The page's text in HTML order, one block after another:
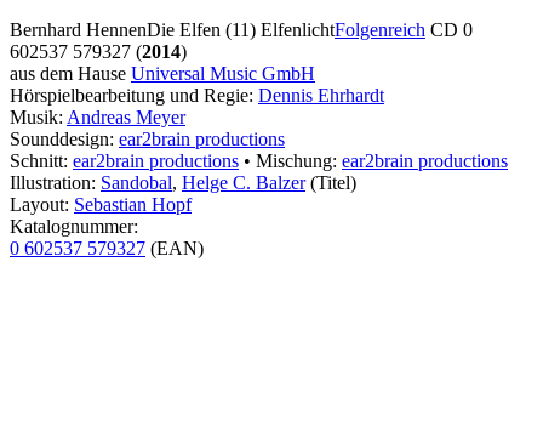
Bernhard HennenDie Elfen (11) ElfenlichtFolgenreich CD 0
602537 579327 (2014)
aus dem Hause Universal Music GmbH
Hörspielbearbeitung und Regie: Dennis Ehrhardt
Musik: Andreas Meyer
Sounddesign: ear2brain productions
Schnitt: ear2brain productions • Mischung: ear2brain productions
Illustration: Sandobal, Helge C. Balzer(Titel)
Layout: Sebastian Hopf
Katalognummer:
0 602537 579327 (EAN)